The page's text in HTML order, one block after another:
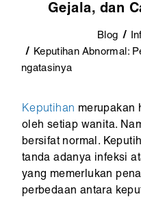
Gejala, dan
Blog
Keputihan Abnormal:
ngatasinya
Keputihan merupakan
oleh setiap wanita.
bersifat normal.
tanda adanya infeksi
yang memerlukan
perbedaan antara